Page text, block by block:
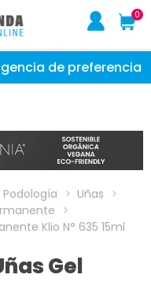
0
de preferencia
Uñas
Klio N° 635 15ml
Gel